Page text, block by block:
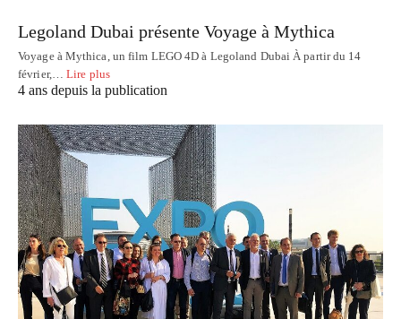
Legoland Dubai présente Voyage à Mythica
Voyage à Mythica, un film LEGO 4D à Legoland Dubai À partir du 14
février,… Lire plus
4 ans depuis la publication